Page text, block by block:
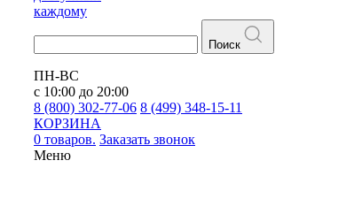
каждому
Поиск
ПН-ВС
с 10:00 до 20:00
8 (800) 302-77-06 8 (499) 348-15-11
КОРЗИНА
0 товаров. Заказать звонок
Меню